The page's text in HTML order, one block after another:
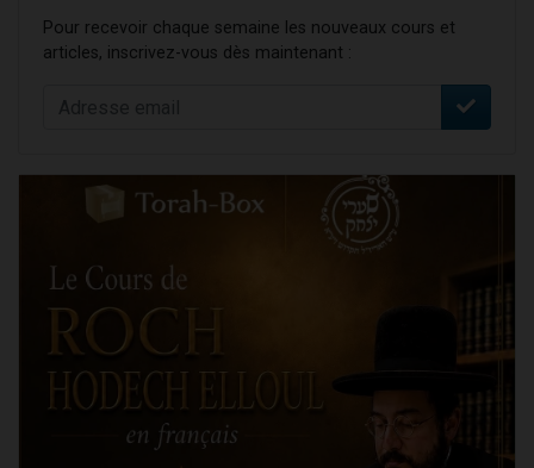
Pour recevoir chaque semaine les nouveaux cours et
articles, inscrivez-vous dès maintenant :